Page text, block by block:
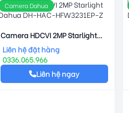
Camera Dahua
Camera HDCVI 2MP Starlight
Dahua DH-HAC-HFW3231EP-Z
Liên hệ đặt hàng
0336.065.966
Liên hệ ngay